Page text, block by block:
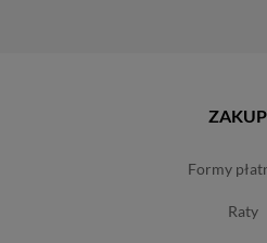
formy
raty